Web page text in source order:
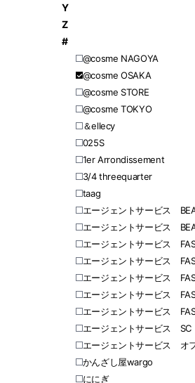
Y
Z
#
@cosme NAGOYA
@cosme OSAKA
@cosme STORE
@cosme TOKYO
＆ellecy
025S
1er Arrondissement
3/4 threequarter
​​taag
エージェントサービス SC
エージェントサービス オ
かんざし屋wargo
ににぎ